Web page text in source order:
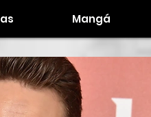
Mangá